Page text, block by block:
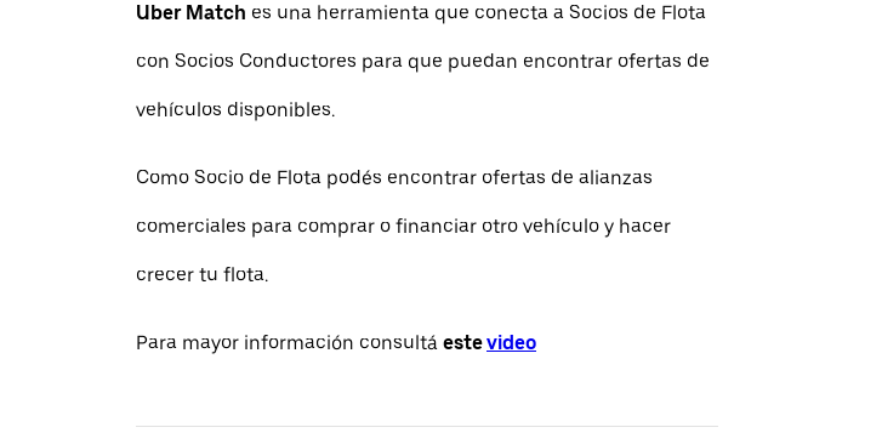
Uber Match es una herramienta que conecta a Socios de Flota
con Socios Conductores para que puedan encontrar ofertas de
vehículos disponibles.
Como Socio de Flota podés encontrar ofertas de alianzas
comerciales para comprar o financiar otro vehículo y hacer
crecer tu flota.
Para mayor información consultá estevideo